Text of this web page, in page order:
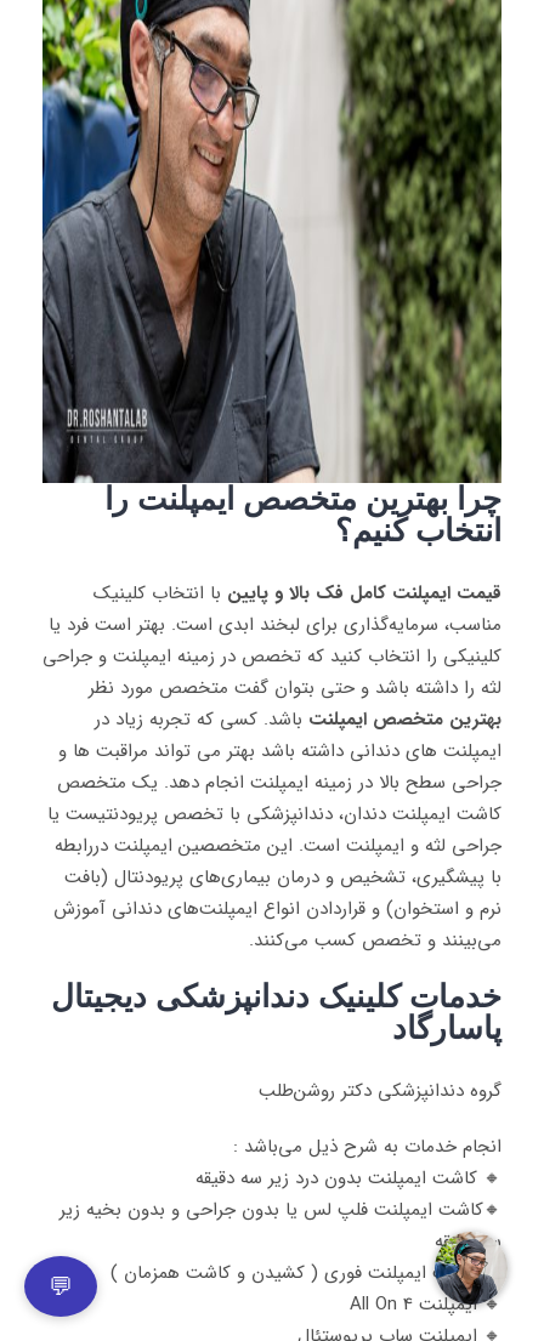
چرا بهترین متخصص ایمپلنت را
انتخاب کنیم؟
قیمت ایمپلنت کامل فک بالا و پایین با انتخاب کلینیک
مناسب، سرمایه‌گذاری برای لبخند ابدی است. بهتر است فرد یا
کلینیکی را انتخاب کنید که تخصص در زمینه ایمپلنت و جراحی
لثه را داشته باشد و حتی بتوان گفت متخصص مورد نظر
بهترین متخصص ایمپلنت باشد. کسی که تجربه زیاد در
ایمپلنت های دندانی داشته باشد بهتر می تواند مراقبت ها و
جراحی سطح بالا در زمینه ایمپلنت انجام دهد. یک متخصص
کاشت ایمپلنت دندان، دندانپزشکی با تخصص پریودنتیست یا
جراحی لثه و ایمپلنت است. این متخصصین ایمپلنت دررابطه‌
با پیشگیری، تشخیص و درمان بیماری‌های پریودنتال (بافت
نرم و استخوان) و قراردادن انواع ایمپلنت‌های دندانی آموزش
می‌بینند و تخصص کسب می‌کنند.
خدمات کلینیک دندانپزشکی دیجیتال
پاسارگاد
گروه دندانپزشکی دکتر روشن‌طلب
انجام خدمات به شرح ذیل می‌باشد :
🔸️ کاشت ایمپلنت بدون درد زیر سه دقیقه
🔸️کاشت ایمپلنت فلپ لس یا بدون جراحی و بدون بخیه زیر
سه دقیقه
🔸️ کاشت ایمپلنت فوری ( کشیدن و کاشت همزمان )
🔸️ ایمپلنت All On 4
💬